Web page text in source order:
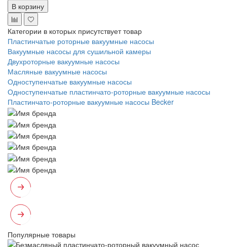
В корзину
Категории в которых присутствует товар
Пластинчатые роторные вакуумные насосы
Вакуумные насосы для сушильной камеры
Двухроторные вакуумные насосы
Масляные вакуумные насосы
Одноступенчатые вакуумные насосы
Одноступенчатые пластинчато-роторные вакуумные насосы
Пластинчато-роторные вакуумные насосы Becker
Популярные товары